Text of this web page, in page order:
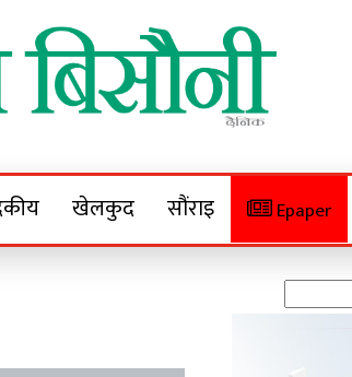
खेलकुद सौंराइ Epaper
for: